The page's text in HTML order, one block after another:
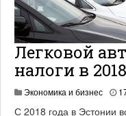
Легковой
налоги в 2018
Экономика и бизнес
С 2018 года в Эстонии